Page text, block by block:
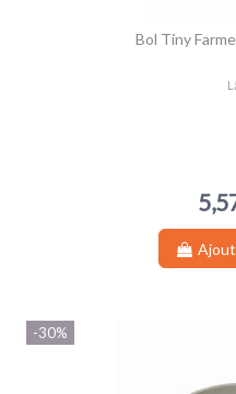
Bol Tiny
-30%